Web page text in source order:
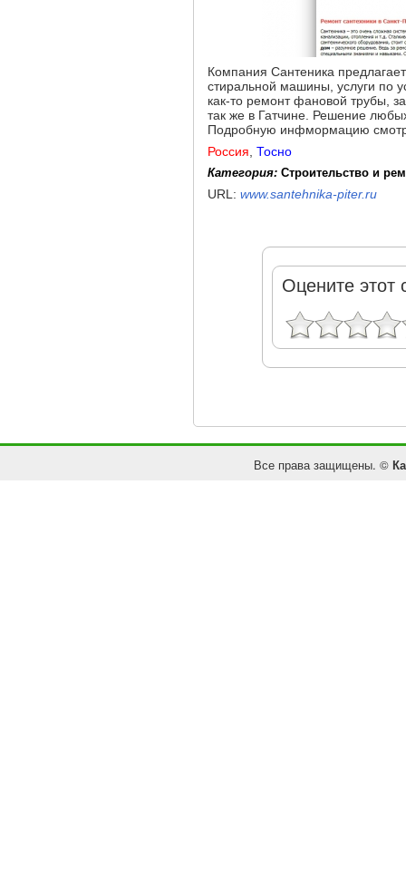
Компания Сантеника
стиральной машины, услуги по
как-то ремонт фановой трубы,
так же в Гатчине. Решение
Подробную инфмормацию
Россия Тосно
Категория: Строительство и
URL: www.santehnika-piter.ru
Оцените этот
Все права защищены. ©